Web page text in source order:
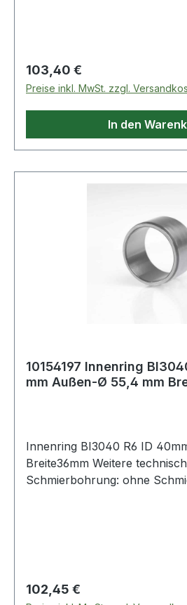
Regulärer Preis:
103,40 €
Preise inkl. MwSt. zzgl.
In den
10154197 Innenring
mm Außen-Ø 55,4 mm
Innenring BI3040 R6 ID
Breite36mm Weitere
Schmierbohrung: ohne
Regulärer Preis:
102,45 €